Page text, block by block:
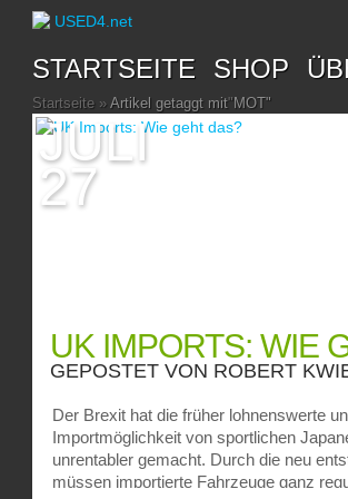
STARTSEITE SHOP
Startseite » Artikel getaggt mit"MOT"
JULI
27
UK IMPORTS: WIE
GEPOSTET VON ROBERT
Der Brexit hat die früher lohnenswerte
Importmöglichkeit von sportlichen
unrentabler gemacht. Durch die neu
müssen importierte Fahrzeuge ganz